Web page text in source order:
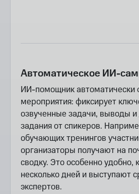
Автоматическое ИИ-
ИИ-помощник автоматически
мероприятия: фиксирует
озвученные задачи, выводы
задания от спикеров.
обучающих тренингов
организаторы получают на
сводку. Это особенно удобно,
несколько дней и выступают
экспертов.